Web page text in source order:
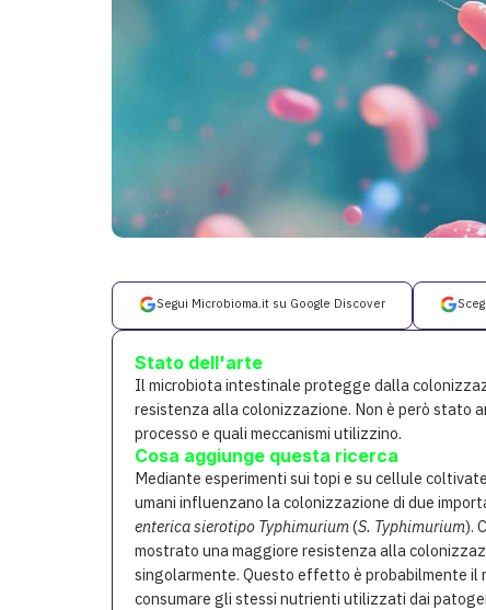
Segui Microbioma.it su Google Discover
Stato dell'arte
Il microbiota intestinale protegge dalla
resistenza alla colonizzazione. Non è però stato
processo e quali meccanismi utilizzino.
Cosa aggiunge questa ricerca
Mediante esperimenti sui topi e su cellule coltivate
umani influenzano la colonizzazione di due
entericasierotipo Typhimurium(S. Typhimurium).
mostrato una maggiore resistenza alla
singolarmente. Questo effetto è probabilmente
consumare gli stessi nutrienti utilizzati dai